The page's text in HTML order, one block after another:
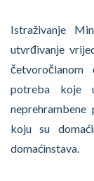
Istraživanje
utvrđivanje
četvoročlanom
potreba koje
koju su
domaćinstava.